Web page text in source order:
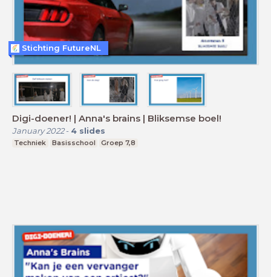
Digi-doener! | Anna's brains | Bliksemse boel!
January 2022- 4 slides
Techniek Basisschool Groep 7,8
Stichting FutureNL